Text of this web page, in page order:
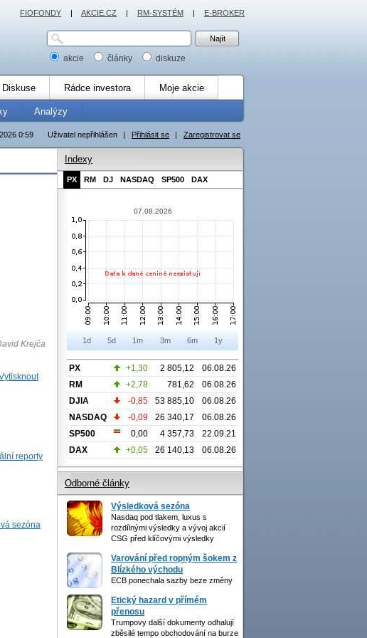
akcie články diskuze
Diskuse Rádce investora Moje akcie
Analýzy
Uživatel nepřihlášen | Přihlásit se | Zaregistrovat se
0:59
Krejča
reporty
sezóna
Indexy
PX RM DJ NASDAQ SP500 DAX
07.08.2026
1d 5d 1m 3m 6m 1y
PX +1,30 2 805,12
06.08.26
RM
+2,78 781,62
06.08.26
DJIA
-0,85 53 885,10
06.08.26
NASDAQ
-0,09 26 340,17
06.08.26
SP500
0,00 4 357,73
22.09.21
DAX
+0,05 26 140,13 06.08.26
Odborné články
Výsledková sezóna
Nasdaq pod tlakem, luxus s
rozdílnými výsledky a vývoj akcií
CSG před klíčovými výsledky
Varování před ropným šokem z
Blízkého východu
ECB ponechala sazby beze změny
Etický hazard v přímém
přenosu
Trumpovy další dokumenty odhalují
zběsilé tempo obchodování na burze
FIOFONDY | AKCIE.CZ | RM-SYSTÉM | E-BROKER